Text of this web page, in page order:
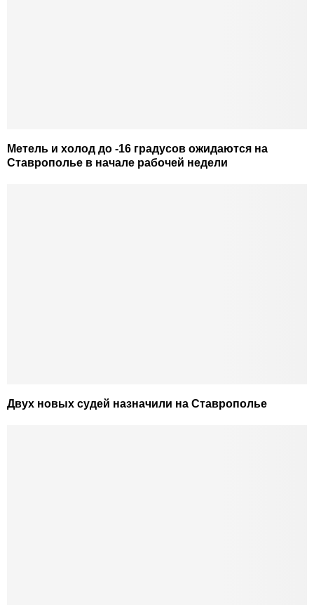
Метель и холод до -16 градусов ожидаются на
Ставрополье в начале рабочей недели
Двух новых судей назначили на Ставрополье